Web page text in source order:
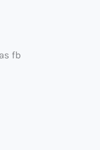
fb